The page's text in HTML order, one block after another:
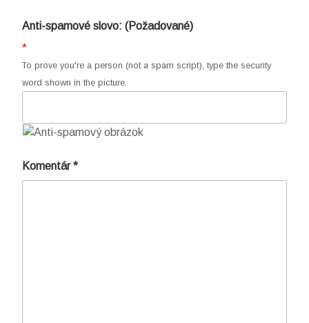
Anti-spamové slovo: (Požadované)
*
To prove you're a person (not a spam script), type the security
word shown in the picture.
Komentár*